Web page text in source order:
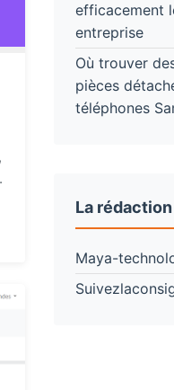
efficacement
entreprise
Où trouver
pièces
téléphones
La
Maya-